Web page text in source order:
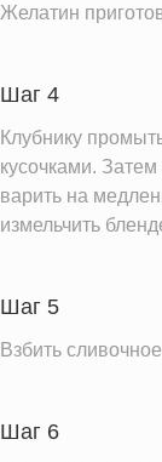
Желатин
Шаг 4
Клубнику
кусочками.
варить на
измельчить
Шаг 5
Взбить
Шаг 6